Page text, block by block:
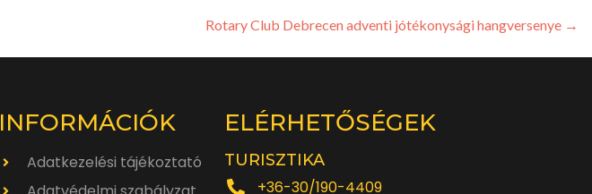
Rotary Club Debrecen adventi jótékonysági hangversenye →
INFORMÁCIÓK
Adatkezelési tájékoztató
ELÉRHETŐSÉGEK
TURISZTIKA
+36-30/190-4409